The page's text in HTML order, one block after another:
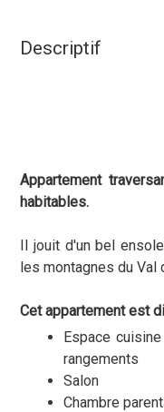
Descriptif
Appartement
habitables.
Il jouit d'un bel
les montagnes du Val
Cet appartement est
Espace
rangements
Salon
Chambre